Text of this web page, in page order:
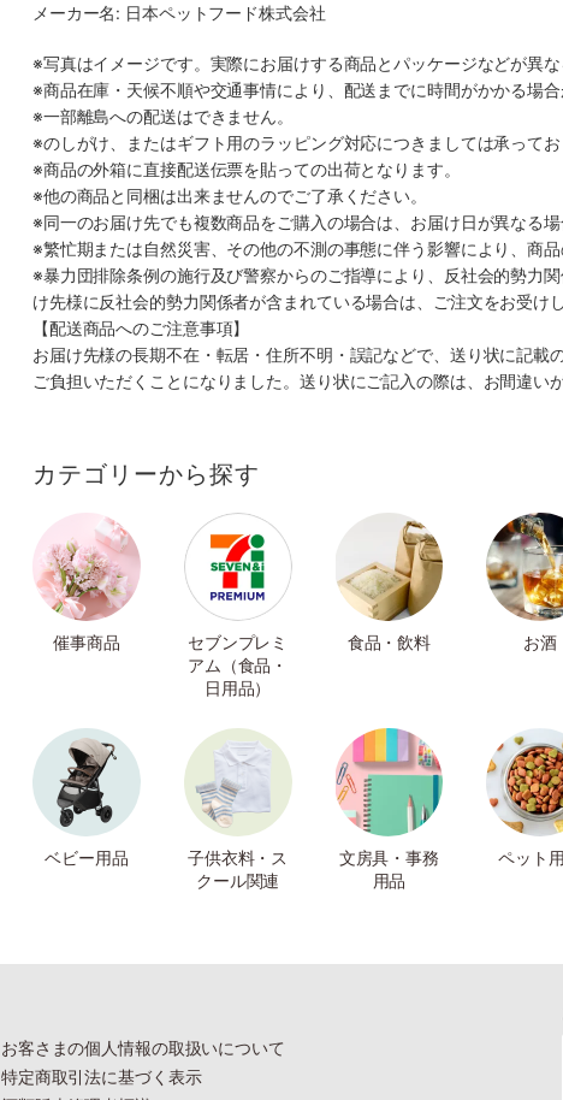
メーカー名: 日本ペットフード株式会社
※写真はイメージです。実際にお届けする商品とパッケージなどが異な
※商品在庫・天候不順や交通事情により、配送までに時間がかかる場合
※一部離島への配送はできません。
※のしがけ、またはギフト用のラッピング対応につきましては承ってお
※商品の外箱に直接配送伝票を貼っての出荷となります。
※他の商品と同梱は出来ませんのでご了承ください。
※同一のお届け先でも複数商品をご購入の場合は、お届け日が異なる場
※繁忙期または自然災害、その他の不測の事態に伴う影響により、商
※暴力団排除条例の施行及び警察からのご指導により、反社会的勢力
け先様に反社会的勢力関係者が含まれている場合は、ご注文をお受け
【配送商品へのご注意事項】
お届け先様の長期不在・転居・住所不明・誤記などで、送り状に記
ご負担いただくことになりました。送り状にご記入の際は、お間違い
カテゴリーから探す
催事商品
セブンプレミ
アム（食品・
日用品）
食品・飲料 お酒
ベビー用品
子供衣料・ス
クール関連
文房具・事務
用品
ペット
お客さまの個人情報の取扱いについて
特定商取引法に基づく表示